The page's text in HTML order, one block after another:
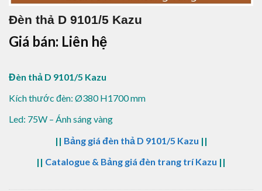
Đèn thả D 9101/5 Kazu
Giá bán: Liên hệ
Đèn thả D 9101/5 Kazu
Kích thước đèn: Ø380 H1700 mm
Led: 75W – Ánh sáng vàng
|| Bảng giá đèn thả D 9101/5 Kazu ||
|| Catalogue & Bảng giá đèn trang trí Kazu ||